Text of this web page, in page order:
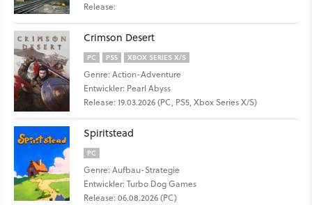
Release:
Crimson Desert
PC PS5 XBOX SERIES X/S
Genre: Action-Adventure
Entwickler: Pearl Abyss
Release: 19.03.2026 (PC, PS5, Xbox Series X/S)
Spiritstead
PC
Genre: Aufbau-Strategie
Entwickler: Turbo Dog Games
Release: 06.08.2026 (PC)